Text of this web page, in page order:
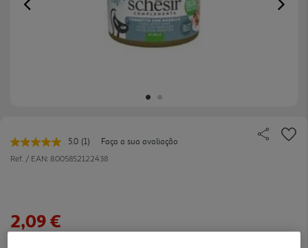
Previous
5.0 Leu
uma
(1)
Faça a sua avaliação
Ref. / EAN: 8005852122438
2,09 €